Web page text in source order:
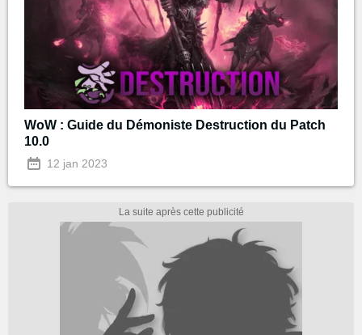
WoW : Guide du Démoniste Destruction du Patch
10.0
12 jan 2023